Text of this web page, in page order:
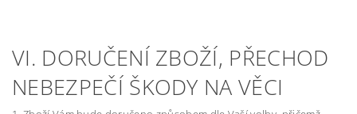
VI. DORUČENÍ ZBOŽÍ, PŘECHOD
NEBEZPEČÍ ŠKODY NA VĚCI